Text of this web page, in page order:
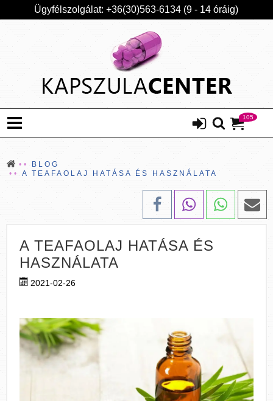
Ügyfélszolgálat: +36(30)563-6134 (9 - 14 óráig)
105
BLOG
A TEAFAOLAJ HATÁSA ÉS HASZNÁLATA
A TEAFAOLAJ HATÁSA ÉS
HASZNÁLATA
2021-02-26